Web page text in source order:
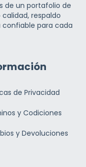
de un portafolio de
respaldo
para cada
de Privacidad
y Codiciones
y Devoluciones